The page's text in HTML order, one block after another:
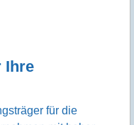
Ihre
für die